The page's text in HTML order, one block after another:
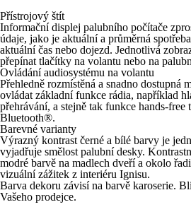
Přístrojový štít
Informační displej palubního počítače
údaje, jako je aktuální a průměrná
aktuální čas nebo dojezd. Jednotlivá
přepínat tlačítky na volantu nebo na
Ovládání audiosystému na volantu
Přehledně rozmístěná a snadno dostupná
ovládat základní funkce rádia, například
přehrávání, a stejně tak funkce hands-free
Bluetooth®.
Barevné varianty
Výrazný kontrast černé a bílé barvy je
vyjadřuje smělost palubní desky.
modré barvě na madlech dveří a okolo
vizuální zážitek z interiéru Ignisu.
Barva dekoru závisí na barvě karoserie.
Vašeho prodejce.